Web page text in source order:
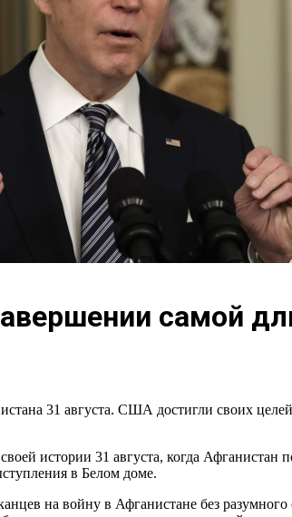
самой
31 августа. США достигли своих
истории 31 августа, когда Афганистан
в Белом доме.
на войну в Афганистане без